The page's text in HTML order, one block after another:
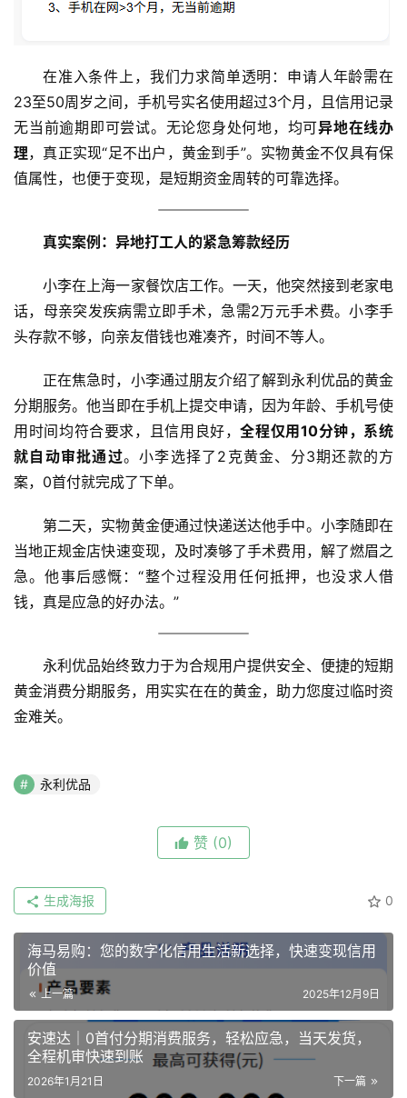
在准入条件上，我们力求简单透明：申请人年龄需在
23至50周岁之间，手机号实名使用超过3个月，且信用记录
无当前逾期即可尝试。无论您身处何地，均可异地在线办
理，真正实现“足不出户，黄金到手”。实物黄金不仅具有保
值属性，也便于变现，是短期资金周转的可靠选择。
真实案例：异地打工人的紧急筹款经历
小李在上海一家餐饮店工作。一天，他突然接到老家电
话，母亲突发疾病需立即手术，急需2万元手术费。小李手
头存款不够，向亲友借钱也难凑齐，时间不等人。
正在焦急时，小李通过朋友介绍了解到永利优品的黄金
分期服务。他当即在手机上提交申请，因为年龄、手机号使
用时间均符合要求，且信用良好，全程仅用10分钟，系统
就自动审批通过。小李选择了2克黄金、分3期还款的方
案，0首付就完成了下单。
第二天，实物黄金便通过快递送达他手中。小李随即在
当地正规金店快速变现，及时凑够了手术费用，解了燃眉之
急。他事后感慨：“整个过程没用任何抵押，也没求人借
钱，真是应急的好办法。”
永利优品始终致力于为合规用户提供安全、便捷的短期
黄金消费分期服务，用实实在在的黄金，助力您度过临时资
金难关。
永利优品
赞 (0)
0
生成海报
海马易购：您的数字化信用生活新选择，快速变现信用
价值
上一篇 2025年12月9日
安速达｜0首付分期消费服务，轻松应急，当天发货，
全程机审快速到账
下一篇
2026年1月21日